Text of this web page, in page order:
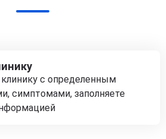
с определенным
симптомами, заполняете